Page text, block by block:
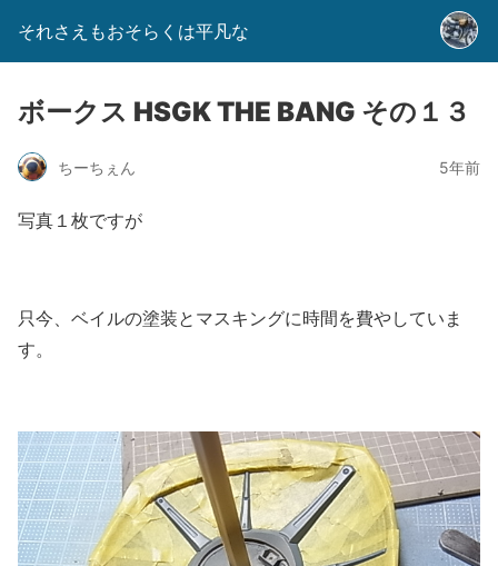
それさえもおそらくは平凡な
ボークス HSGK THE BANG その１３
ちーちぇん 5年前
写真１枚ですが
只今、ベイルの塗装とマスキングに時間を費やしていま
す。